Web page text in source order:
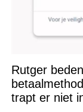
Rutger
trapt er niet